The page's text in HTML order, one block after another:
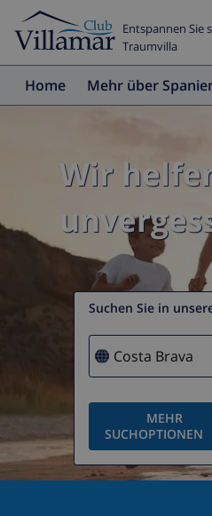
Entspannen Sie
Traumvilla
Home Mehr über
Wir
Suchen Sie in
MEHR
SUCHOPTIONEN